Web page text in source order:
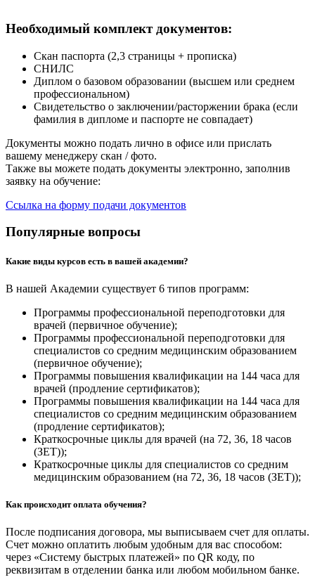
Необходимый комплект документов:
Скан паспорта (2,3 страницы + прописка)
СНИЛС
Диплом о базовом образовании (высшем или среднем
профессиональном)
Свидетельство о заключении/расторжении брака (если
фамилия в дипломе и паспорте не совпадает)
Документы можно подать лично в офисе или прислать
вашему менеджеру скан / фото.
Также вы можете подать документы электронно, заполнив
заявку на обучение:
Ссылка на форму подачи документов
Популярные вопросы
Какие виды курсов есть в вашей академии?
В нашей Академии существует 6 типов программ:
Программы профессиональной переподготовки для
врачей (первичное обучение);
Программы профессиональной переподготовки для
специалистов со средним медицинским образованием
(первичное обучение);
Программы повышения квалификации на 144 часа для
врачей (продление сертификатов);
Программы повышения квалификации на 144 часа для
специалистов со средним медицинским образованием
(продление сертификатов);
Краткосрочные циклы для врачей (на 72, 36, 18 часов
(ЗЕТ));
Краткосрочные циклы для специалистов со средним
медицинским образованием (на 72, 36, 18 часов (ЗЕТ));
Как происходит оплата обучения?
После подписания договора, мы выписываем счет для оплаты.
Счет можно оплатить любым удобным для вас способом:
через «Систему быстрых платежей» по QR коду, по
реквизитам в отделении банка или любом мобильном банке.